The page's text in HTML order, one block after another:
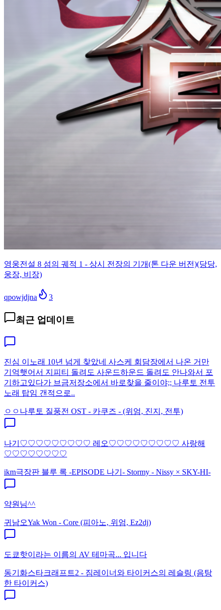
영웅전설 8 섬의 궤적 1 - 상시 전장의 기개(톤 다운 버전)(당당,
웅장, 비장)
qpowjdjna 3
최근 업데이트
진심 이노래 10년 넘게 찾았네 사스케 회담장에서 나온 거만
기억햇어서 지피티 돌려도 사운드하운드 돌려도 안나와서 포
기하고있다가 브금저장소에서 바로찾을 줄이야;; 나루토 전투
노래 탑임 갠적으로..
ㅇㅇ 나루토 질풍전 OST - 카쿠즈 - (위엄, 진지, 전투)
나기♡♡♡♡♡♡♡♡♡ 레오♡♡♡♡♡♡♡♡♡ 사랑해
♡♡♡♡♡♡♡♡
ikm극장판 블루 록 -EPISODE 나기- Stormy - Nissy × SKY-HI-
약원님^^
귀남오Yak Won - Core (피아노, 위엄, Ez2dj)
도쿄핫이라는 이름의 AV 테마곡... 입니다
동기화스타크래프트2 - 짐레이너와 타이커스의 레슬링 (음탕
한 타이커스)